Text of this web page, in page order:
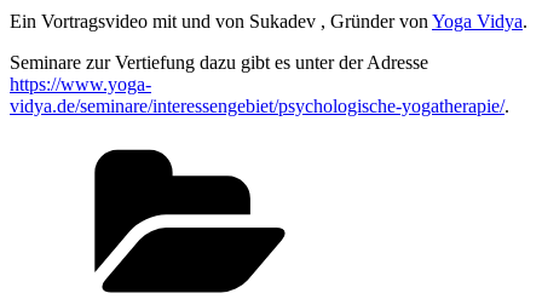
Ein Vortragsvideo mit und von Sukadev , Gründer von Yoga Vidya.
Seminare zur Vertiefung dazu gibt es unter der Adresse
https://www.yoga-
vidya.de/seminare/interessengebiet/psychologische-yogatherapie/.